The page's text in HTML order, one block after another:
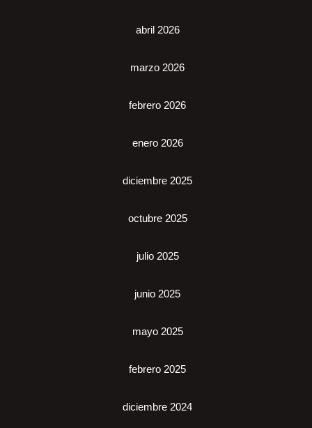
abril 2026
marzo 2026
febrero 2026
enero 2026
diciembre 2025
octubre 2025
julio 2025
junio 2025
mayo 2025
febrero 2025
diciembre 2024